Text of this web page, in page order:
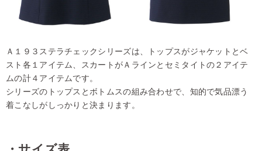
Ａ１９３ステラチェックシリーズは、トップスがジャケットとベ
スト各１アイテム、スカートがＡラインとセミタイトの２アイテ
ムの計４アイテムです。
シリーズのトップスとボトムスの組み合わせで、知的で気品漂う
着こなしがしっかりと決まります。